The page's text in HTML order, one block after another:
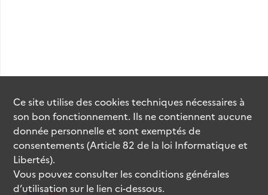
Ce site utilise descookiestechniques nécessaires à
son bon fonctionnement. Ils ne contiennent aucune
donnée personnelle et sont exemptés de
consentements (Article 82 de la loi Informatique et
Libertés).
Vous pouvez consulter les conditions générales
d’utilisation sur le lien ci-dessous.